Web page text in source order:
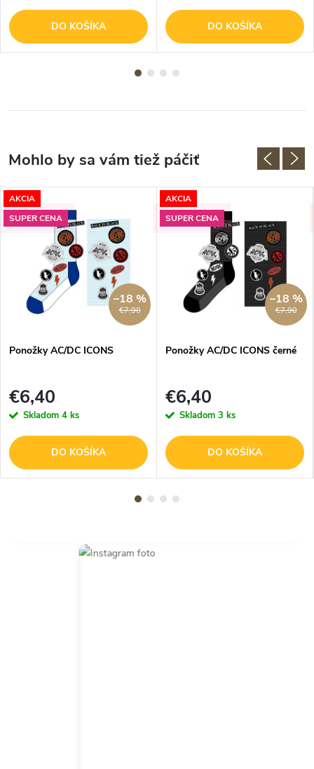
DO KOŠÍKA DO KOŠÍKA
AKCIA
SUPER CENA
€7,90
–18 %
Ponožky AC/DC ICONS
€6,40
Skladom 4 ks
DO KOŠÍKA
AKCIA
SUPER CENA
€7,90
–18 %
Ponožky AC/DC ICONS černé
€6,40
Skladom 3 ks
DO KOŠÍKA